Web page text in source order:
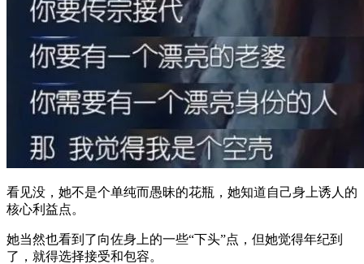
看见没，她不是个单纯而愚昧的花瓶，她知道自己身上诱人的
核心利益点。
她当然也看到了向佐身上的一些“下头”点，但她觉得年纪到
了，就得选择接受和包容。